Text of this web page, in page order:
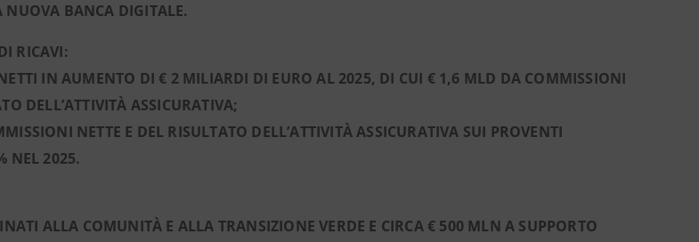
NUOVA BANCA DIGITALE.
RICAVI:
IN AUMENTO DI € 2 MILIARDI DI EURO AL 2025, DI CUI € 1,6 MLD DA COMMISSIONI
DELL’ATTIVITÀ ASSICURATIVA;
NETTE E DEL RISULTATO DELL’ATTIVITÀ ASSICURATIVA SUI PROVENTI
NEL 2025.
ALLA COMUNITÀ E ALLA TRANSIZIONE VERDE E CIRCA € 500 MLN A SUPPORTO